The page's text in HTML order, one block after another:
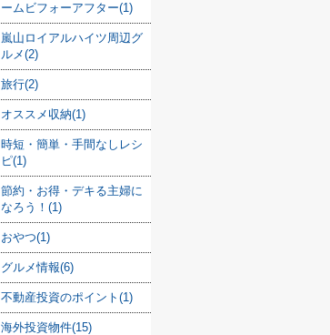
ームビフォーアフター(1)
嵐山ロイアルハイツ周辺グ
ルメ(2)
旅行(2)
オススメ収納(1)
時短・簡単・手間なしレシ
ピ(1)
節約・お得・デキる主婦に
なろう！(1)
おやつ(1)
グルメ情報(6)
不動産投資のポイント(1)
海外投資物件(15)